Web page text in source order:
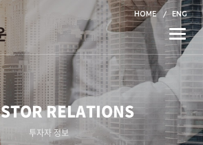
HOME ENG
Toggle
RELATIONS
투자자 정보